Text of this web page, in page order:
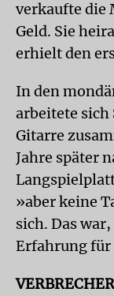
verkaufte die
Geld. Sie
erhielt den
In den
arbeitete sich
Gitarre
Jahre später
»aber keine
sich. Das
Erfahrung für
VERBRECHER